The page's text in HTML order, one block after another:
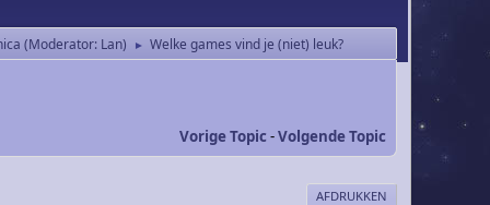
(Moderator: Lan) ► Welke games vind je (niet) leuk?
Vorige Topic-Volgende Topic
AFDRUKKEN